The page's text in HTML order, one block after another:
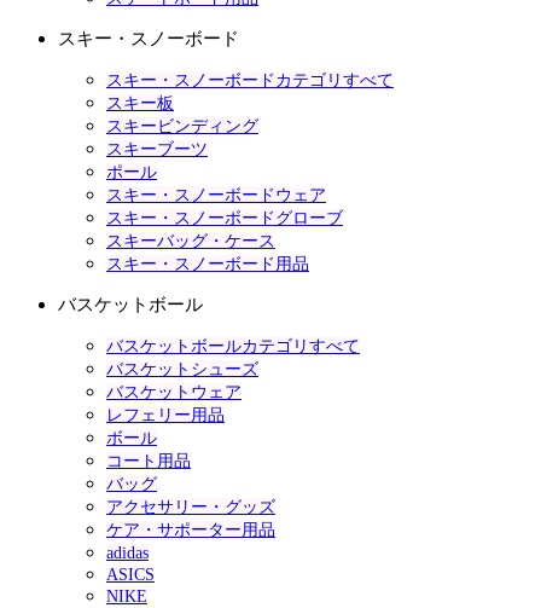
スキー・スノーボード
スキー・スノーボードカテゴリすべて
スキー板
スキービンディング
スキーブーツ
ポール
スキー・スノーボードウェア
スキー・スノーボードグローブ
スキーバッグ・ケース
スキー・スノーボード用品
バスケットボール
バスケットボールカテゴリすべて
バスケットシューズ
バスケットウェア
レフェリー用品
ボール
コート用品
バッグ
アクセサリー・グッズ
ケア・サポーター用品
adidas
ASICS
NIKE